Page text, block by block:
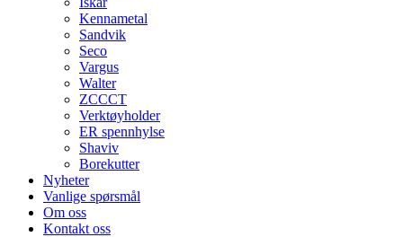
Kennametal
Sandvik
Seco
Vargus
Walter
ZCCCT
Verktøyholder
ER spennhylse
Shaviv
Borekutter
Nyheter
Vanlige spørsmål
Om oss
Kontakt oss